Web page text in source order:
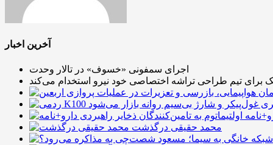
آخرین اخبار
اجرای سمفونی «خسوف» در تالار وحدت
برای تیم طراحی تراشه اختصاصی خود نیرو استخدام می‌کند
محمد حقیقی درگذشت